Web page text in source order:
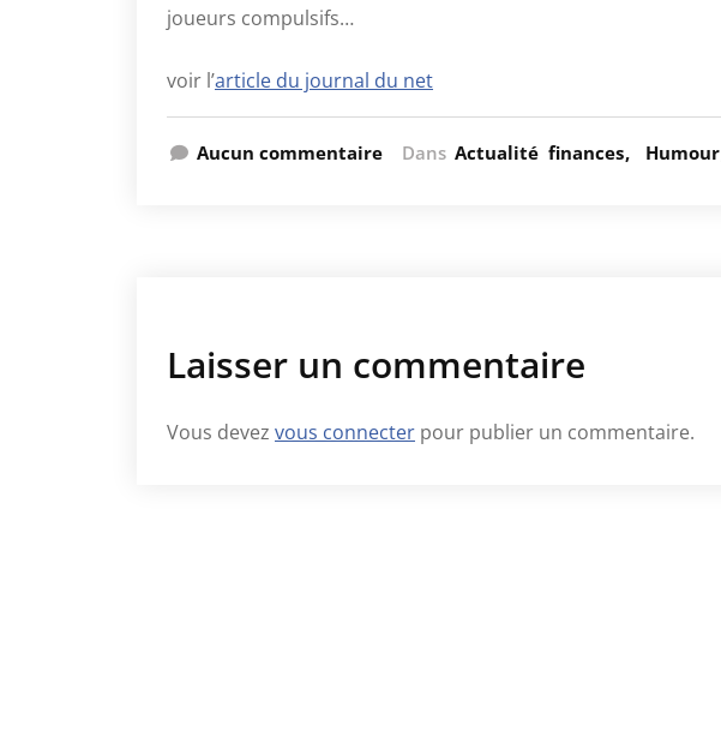
joueurs compulsifs…
voir l’article du journal du net
Aucun commentaire Dans Actualité finances Humour
Laisser un commentaire
Vous devez vous connecter pour publier un commentaire.